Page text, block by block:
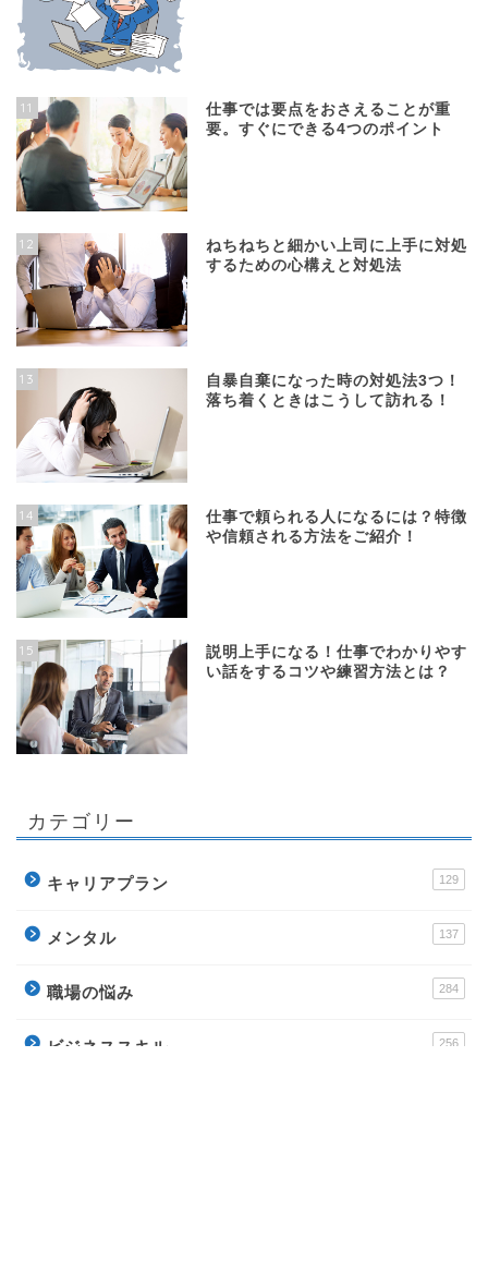
11
仕事では要点をおさえることが重
要。すぐにできる4つのポイント
12
ねちねちと細かい上司に上手に対処
するための心構えと対処法
13
自暴自棄になった時の対処法3つ！
落ち着くときはこうして訪れる！
14
仕事で頼られる人になるには？特徴
や信頼される方法をご紹介！
15
説明上手になる！仕事でわかりやす
い話をするコツや練習方法とは？
カテゴリー
キャリアプラン 129
メンタル 137
職場の悩み 284
ビジネススキル 256